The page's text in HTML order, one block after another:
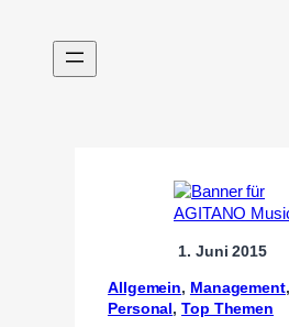
1. Juni 2015
Allgemein, Management,
Personal, Top Themen